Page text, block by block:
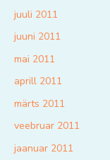
juuli 2011
juuni 2011
mai 2011
aprill 2011
märts 2011
veebruar 2011
jaanuar 2011